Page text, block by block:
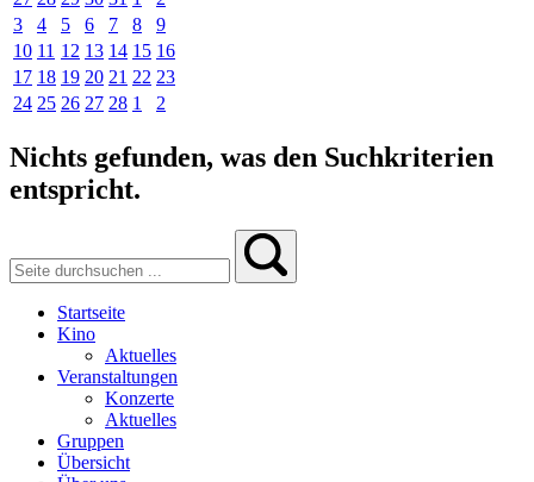
3
4 5 6 7 8
9
10 11 12 13 14 15 16
17 18 19 20 21 22 23
24 25 26 27 28 1 2
Nichts gefunden, was den Suchkriterien
entspricht.
Startseite
Kino
Aktuelles
Veranstaltungen
Konzerte
Aktuelles
Gruppen
Übersicht